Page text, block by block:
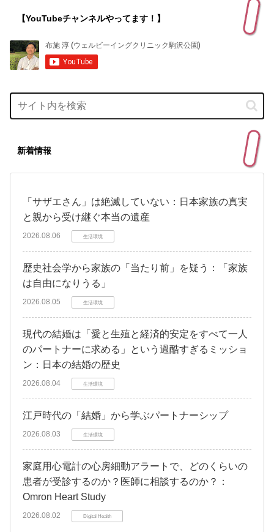
【YouTubeチャンネルやってます！】
新着情報
「サザエさん」は絶滅していない：日本家族の真実
と親から受け継ぐ本当の遺産
2026.08.06 生活環境
歴史社会学から家族の「当たり前」を疑う：「家族
は自由になりうる」
2026.08.05 生活環境
現代の結婚は「愛と生殖と経済的安定をすべて一人
のパートナーに求める」という過酷すぎるミッショ
ン：日本の結婚の歴史
2026.08.04 生活環境
江戸時代の「結婚」から学ぶパートナーシップ
2026.08.03 生活環境
家庭用心電計の心房細動アラートで、どのくらいの
患者が受診するのか？医師に相談するのか？：
Omron Heart Study
2026.08.02 Digital Health